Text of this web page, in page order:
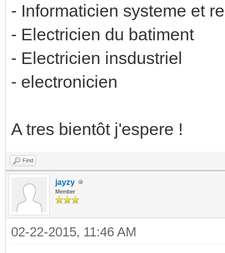
- Informaticien systeme et
- Electricien du batiment
- Electricien insdustriel
- electronicien
A tres bientôt j'espere !
Find
jayzy
Member
02-22-2015, 11:46 AM